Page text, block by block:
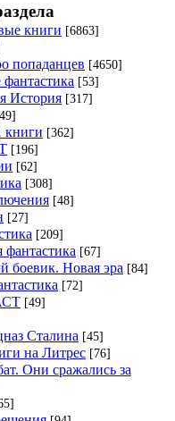
книги [6863]
попаданцев [4650]
[53]
История [317]
[362]
[196]
[62]
[308]
[48]
[27]
[209]
фантастика [67]
боевик. Новая эра [84]
[72]
[49]
Сталина [45]
на Литрес [76]
Они сражались за